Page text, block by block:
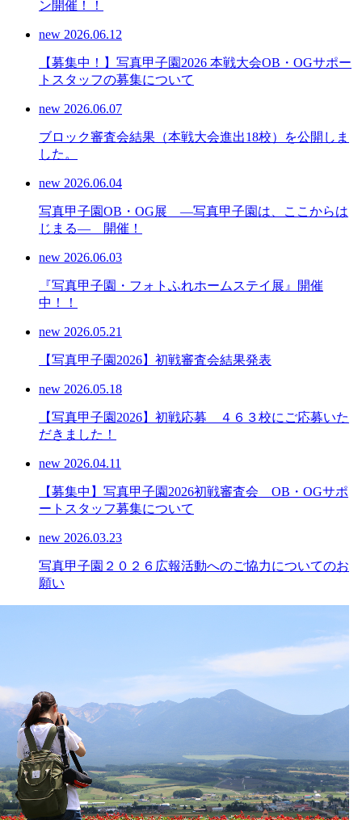
ン開催！！
new 2026.06.12
【募集中！】写真甲子園2026 本戦大会OB・OGサポー
トスタッフの募集について
new 2026.06.07
ブロック審査会結果（本戦大会進出18校）を公開しま
した。
new 2026.06.04
写真甲子園OB・OG展 ―写真甲子園は、ここからは
じまる― 開催！
new 2026.06.03
『写真甲子園・フォトふれホームステイ展』開催
中！！
new 2026.05.21
【写真甲子園2026】初戦審査会結果発表
new 2026.05.18
【写真甲子園2026】初戦応募 ４６３校にご応募いた
だきました！
new 2026.04.11
【募集中】写真甲子園2026初戦審査会 OB・OGサポ
ートスタッフ募集について
new 2026.03.23
写真甲子園２０２６広報活動へのご協力についてのお
願い